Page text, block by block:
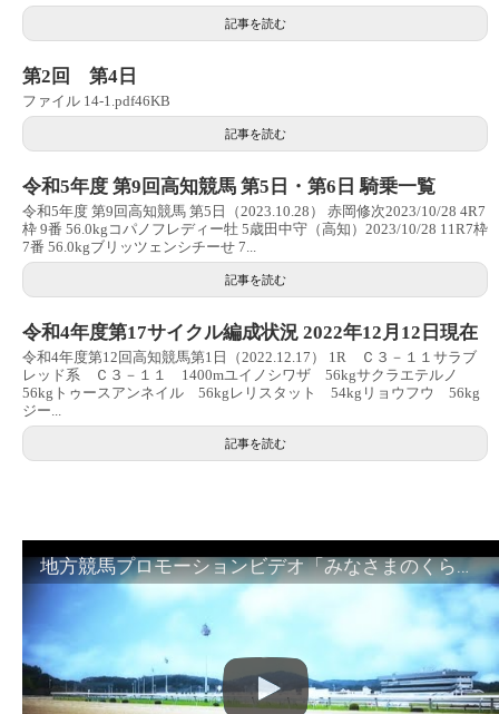
記事を読む
第2回 第4日
ファイル 14-1.pdf46KB
記事を読む
令和5年度 第9回高知競馬 第5日・第6日 騎乗一覧
令和5年度 第9回高知競馬 第5日（2023.10.28） 赤岡修次2023/10/28 4R7
枠 9番 56.0kgコパノフレディー牡 5歳田中守（高知）2023/10/28 11R7枠
7番 56.0kgブリッツェンシチーせ 7...
記事を読む
令和4年度第17サイクル編成状況 2022年12月12日現在
令和4年度第12回高知競馬第1日（2022.12.17） 1R Ｃ３－１１サラブ
レッド系 Ｃ３－１１ 1400mユイノシワザ 56kgサクラエテルノ
56kgトゥースアンネイル 56kgレリスタット 54kgリョウフウ 56kg
ジー...
記事を読む
地方競馬プロモーションビデオ「みなさまのくらしのために」30秒篇｜NAR公式